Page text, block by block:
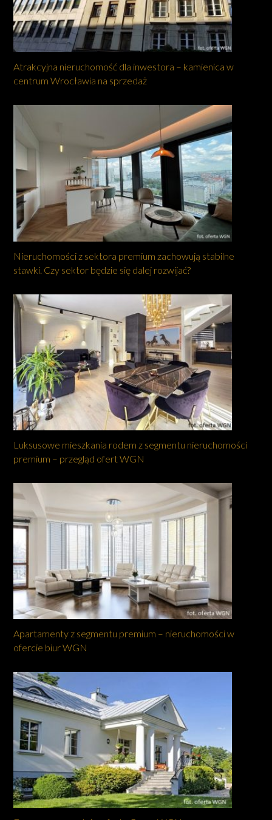
Atrakcyjna nieruchomość dla inwestora – kamienica w
centrum Wrocławia na sprzedaż
Nieruchomości z sektora premium zachowują stabilne
stawki. Czy sektor będzie się dalej rozwijać?
Luksusowe mieszkania rodem z segmentu nieruchomości
premium – przegląd ofert WGN
Apartamenty z segmentu premium – nieruchomości w
ofercie biur WGN